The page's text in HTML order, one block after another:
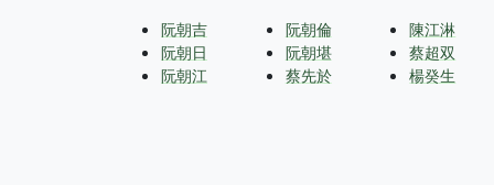
阮朝吉
阮朝日
阮朝江
阮朝倫
阮朝堪
蔡先於
陳江淋
蔡超双
楊癸生